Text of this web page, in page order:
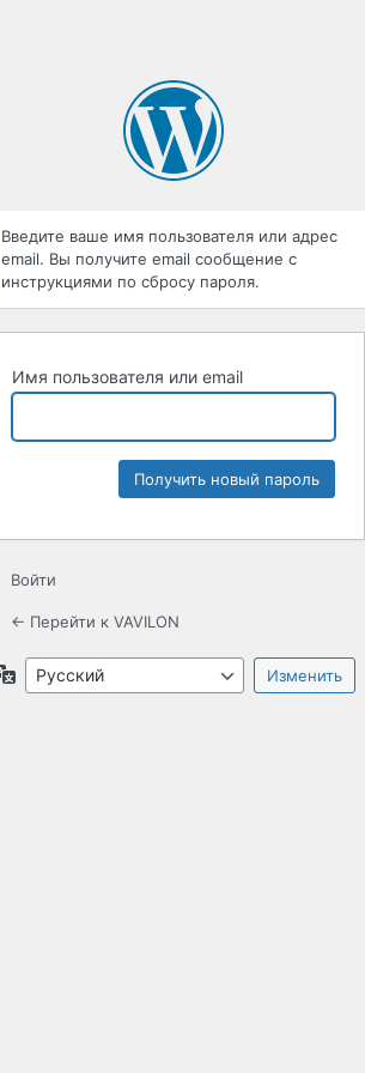
Введите ваше имя пользователя или адрес
email. Вы получите email сообщение с
инструкциями по сбросу пароля.
Имя пользователя или email
Войти
← Перейти к VAVILON
Язык